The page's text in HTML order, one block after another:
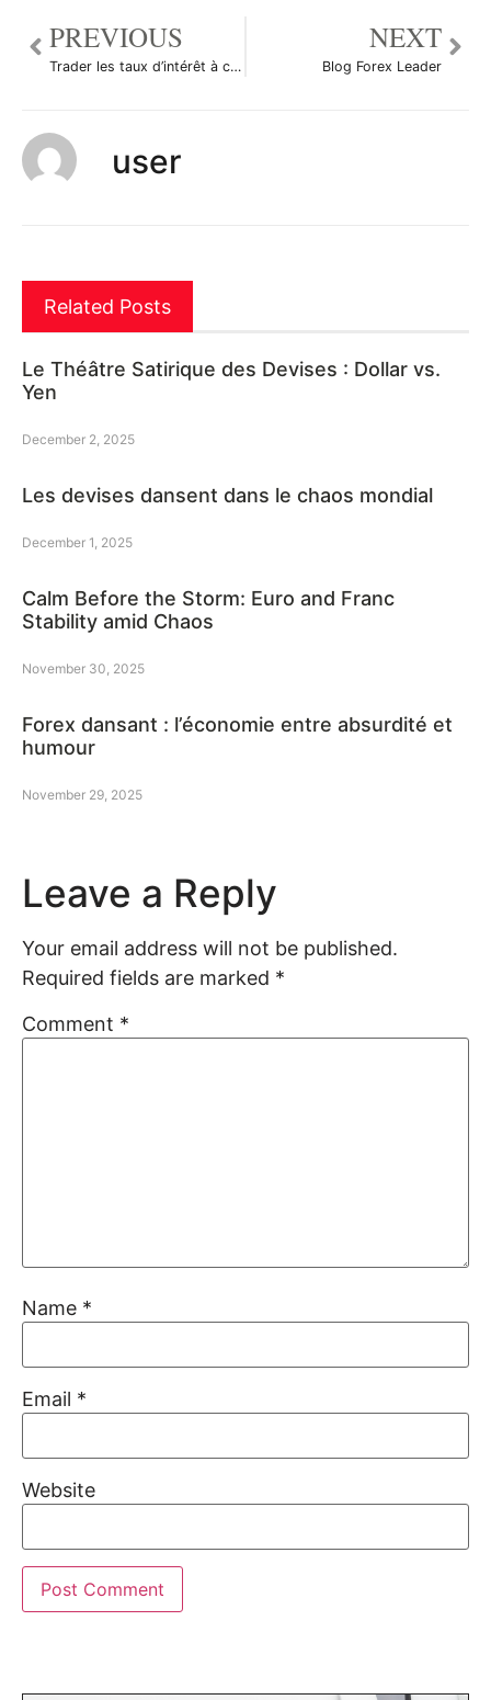
PREVIOUS
Trader les taux d’intérêt à court ou moyen terme
NEXT
Blog Forex Leader
user
Related Posts
Le Théâtre Satirique des Devises : Dollar vs.
Yen
December 2, 2025
Les devises dansent dans le chaos mondial
December 1, 2025
Calm Before the Storm: Euro and Franc
Stability amid Chaos
November 30, 2025
Forex dansant : l’économie entre absurdité et
humour
November 29, 2025
Leave a Reply
Your email address will not be published.
Required fields are marked *
Comment *
Name *
Email *
Website